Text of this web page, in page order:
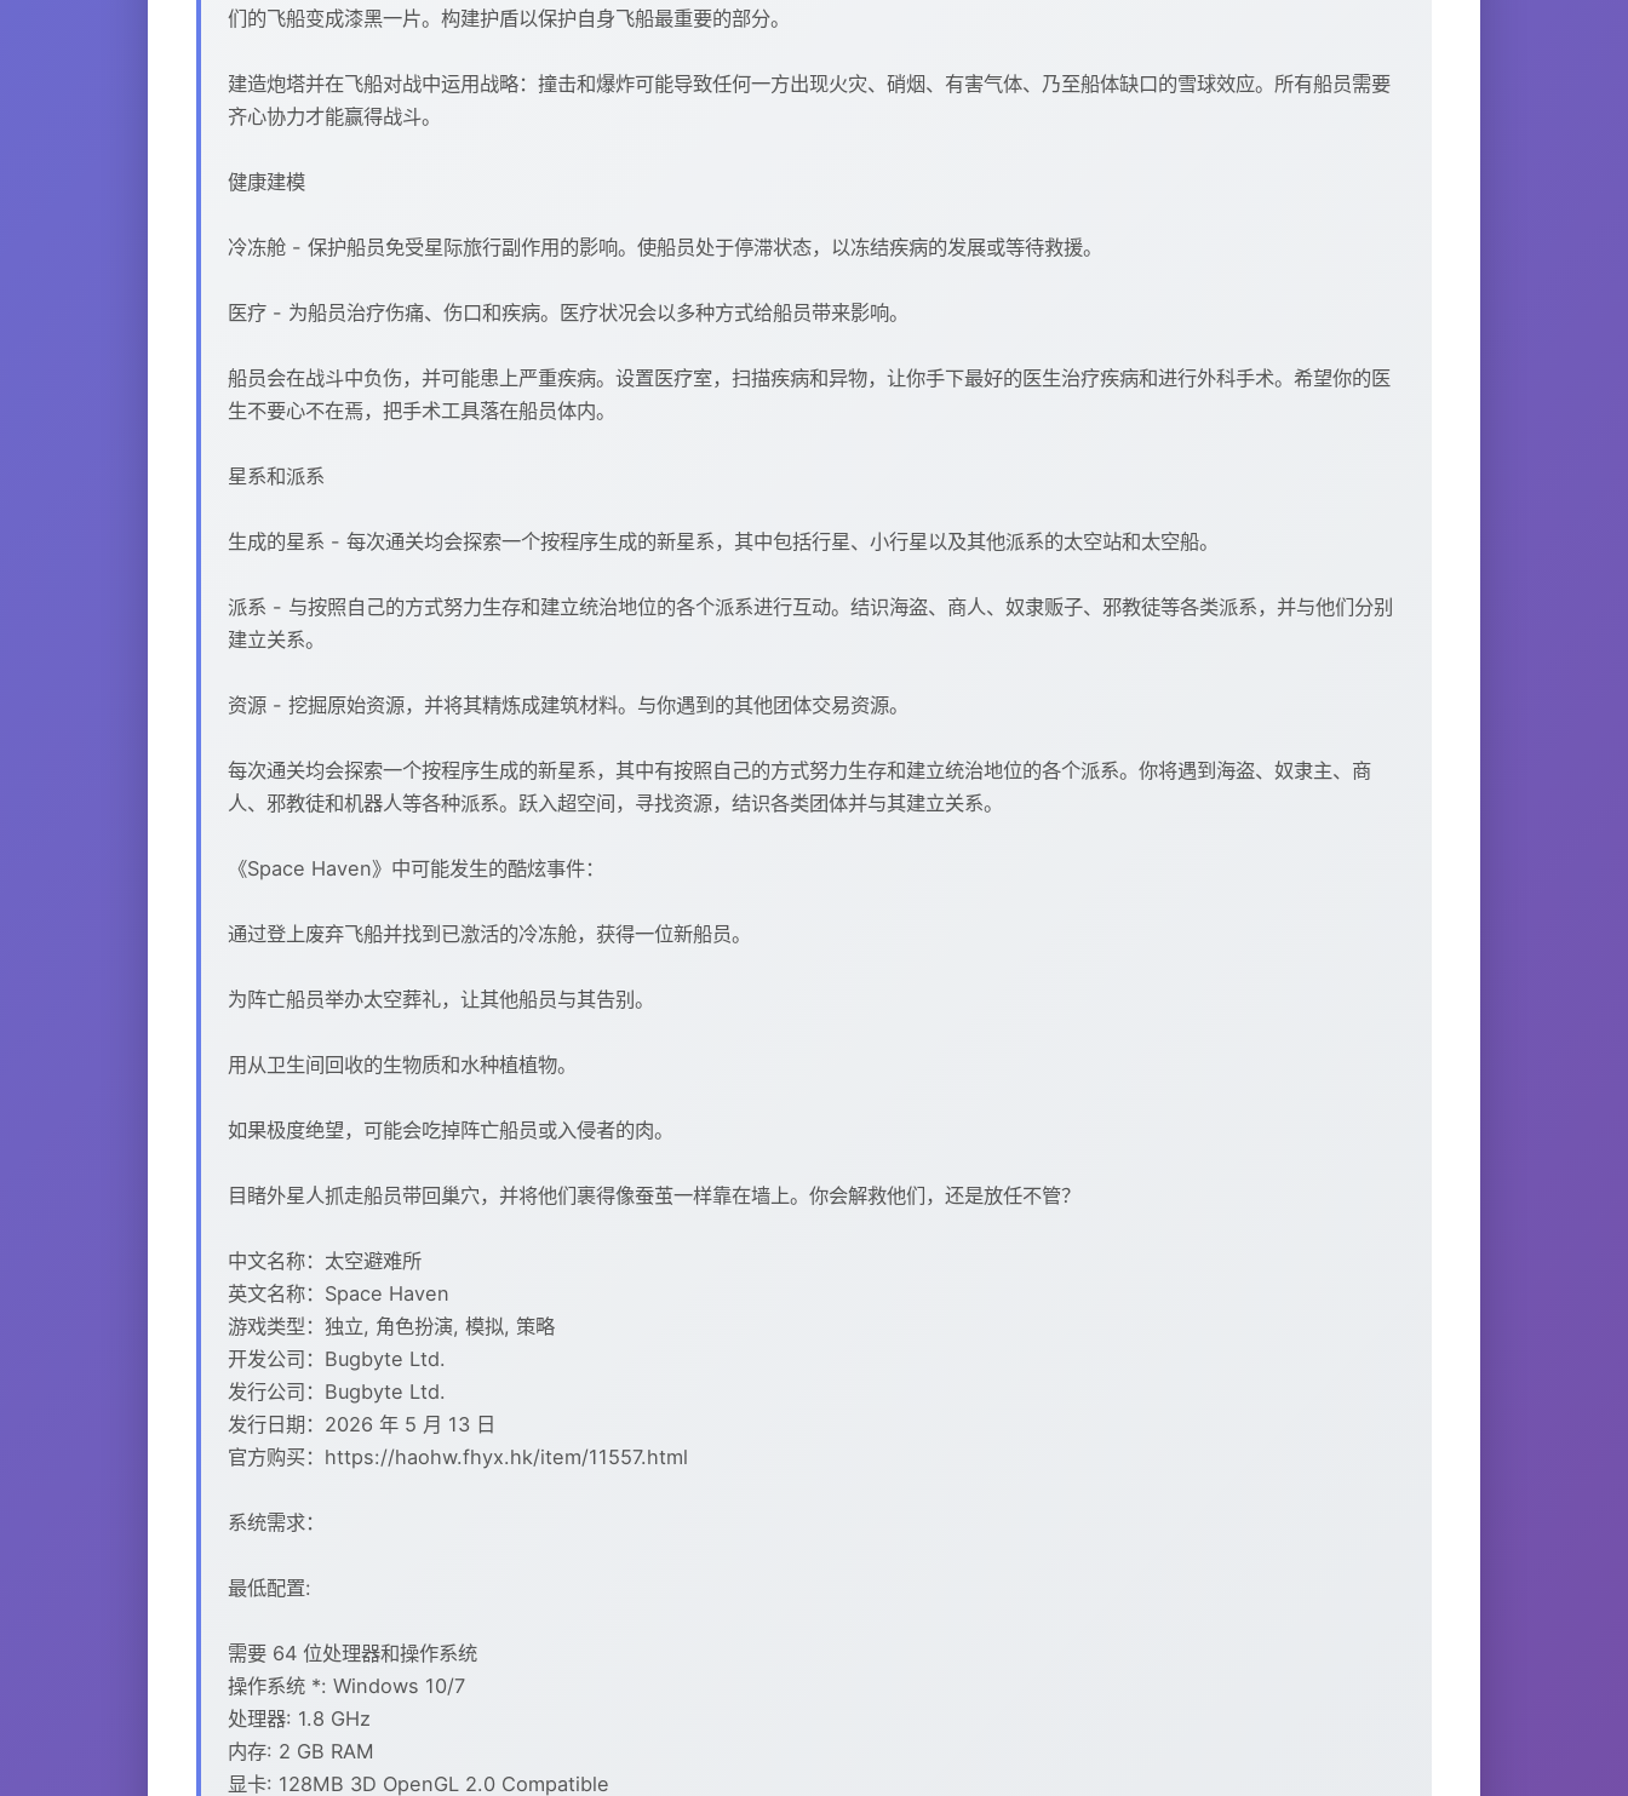
们的飞船变成漆黑一片。构建护盾以保护自身飞船最重要的部分。
建造炮塔并在飞船对战中运用战略：撞击和爆炸可能导致任何一方出现火灾、硝烟、有害气体、乃至船体缺口的雪球效应。所有船员需要
齐心协力才能赢得战斗。
健康建模
冷冻舱 - 保护船员免受星际旅行副作用的影响。使船员处于停滞状态，以冻结疾病的发展或等待救援。
医疗 - 为船员治疗伤痛、伤口和疾病。医疗状况会以多种方式给船员带来影响。
船员会在战斗中负伤，并可能患上严重疾病。设置医疗室，扫描疾病和异物，让你手下最好的医生治疗疾病和进行外科手术。希望你的医
生不要心不在焉，把手术工具落在船员体内。
星系和派系
生成的星系 - 每次通关均会探索一个按程序生成的新星系，其中包括行星、小行星以及其他派系的太空站和太空船。
派系 - 与按照自己的方式努力生存和建立统治地位的各个派系进行互动。结识海盗、商人、奴隶贩子、邪教徒等各类派系，并与他们分别
建立关系。
资源 - 挖掘原始资源，并将其精炼成建筑材料。与你遇到的其他团体交易资源。
每次通关均会探索一个按程序生成的新星系，其中有按照自己的方式努力生存和建立统治地位的各个派系。你将遇到海盗、奴隶主、商
人、邪教徒和机器人等各种派系。跃入超空间，寻找资源，结识各类团体并与其建立关系。
《Space Haven》中可能发生的酷炫事件：
通过登上废弃飞船并找到已激活的冷冻舱，获得一位新船员。
为阵亡船员举办太空葬礼，让其他船员与其告别。
用从卫生间回收的生物质和水种植植物。
如果极度绝望，可能会吃掉阵亡船员或入侵者的肉。
目睹外星人抓走船员带回巢穴，并将他们裹得像蚕茧一样靠在墙上。你会解救他们，还是放任不管？
中文名称：太空避难所
英文名称：Space Haven
游戏类型：独立, 角色扮演, 模拟, 策略
开发公司：Bugbyte Ltd.
发行公司：Bugbyte Ltd.
发行日期：2026 年 5 月 13 日
官方购买：https://haohw.fhyx.hk/item/11557.html
系统需求：
最低配置:
需要 64 位处理器和操作系统
操作系统 *: Windows 10/7
处理器: 1.8 GHz
内存: 2 GB RAM
显卡: 128MB 3D OpenGL 2.0 Compatible